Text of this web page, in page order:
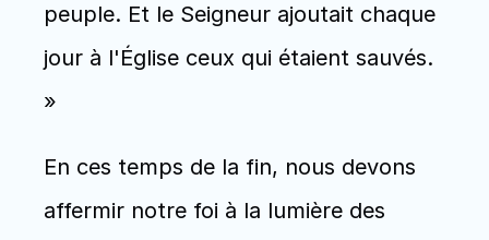
peuple. Et le Seigneur ajoutait chaque
jour à l'Église ceux qui étaient sauvés.
»
En ces temps de la fin, nous devons
affermir notre foi à la lumière des